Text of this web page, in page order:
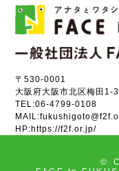
〒530-0001
大阪府大阪市北区梅田1-
TEL:06-4799-0108
MAIL:
HP:https://f2f.or.jp/
©